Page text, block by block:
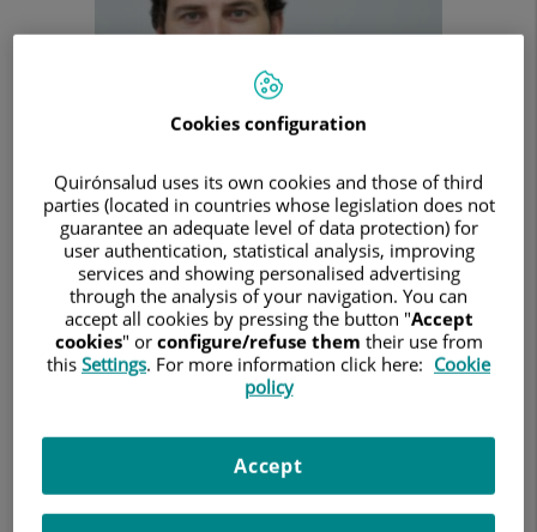
El estudio, que supone un cambio de paradigma en
el campo de la Cardiología y el tratamiento del
infarto agudo de miocardio, demuestra las
Cookies configuration
Quirónsalud uses its own cookies and those of third
parties (located in countries whose legislation does not
guarantee an adequate level of data protection) for
user authentication, statistical analysis, improving
services and showing personalised advertising
through the analysis of your navigation. You can
accept all cookies by pressing the button "Accept
cookies" or configure/refuse them their use from
this Settings. For more information click here: Cookie
policy
Accept